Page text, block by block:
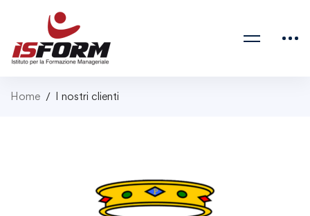
Home I nostri clienti